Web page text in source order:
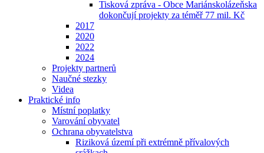
Tisková zpráva - Obce Mariánskolázeňska
dokončují projekty za téměř 77 mil. Kč
2017
2020
2022
2024
Projekty partnerů
Naučné stezky
Videa
Praktické info
Místní poplatky
Varování obyvatel
Ochrana obyvatelstva
Riziková území při extrémně přívalových